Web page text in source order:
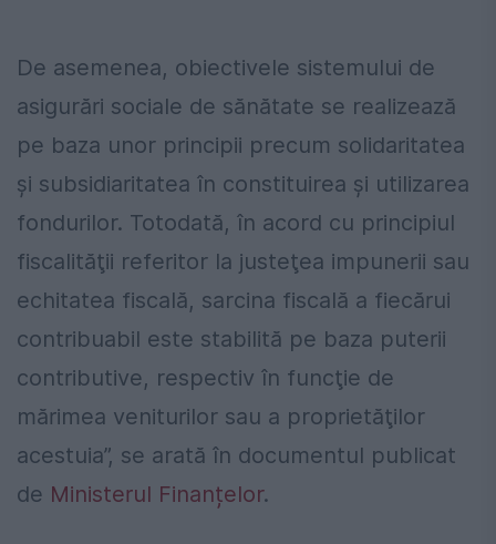
De asemenea, obiectivele sistemului de
asigurări sociale de sănătate se realizează
pe baza unor principii precum solidaritatea
şi subsidiaritatea în constituirea şi utilizarea
fondurilor. Totodată, în acord cu principiul
fiscalităţii referitor la justeţea impunerii sau
echitatea fiscală, sarcina fiscală a fiecărui
contribuabil este stabilită pe baza puterii
contributive, respectiv în funcţie de
mărimea veniturilor sau a proprietăţilor
acestuia”, se arată în documentul publicat
de Ministerul Finanțelor.